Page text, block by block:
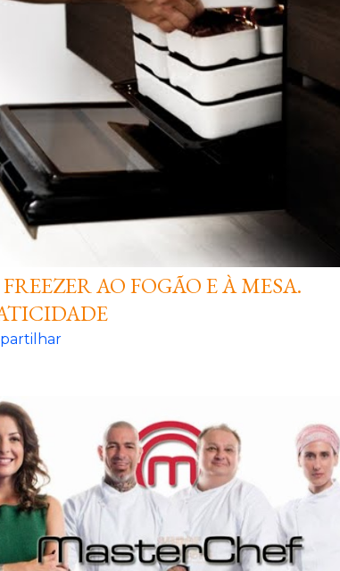
AO FOGÃO E À MESA.